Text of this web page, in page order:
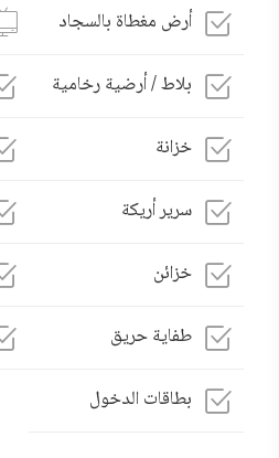
أرض مغطاة بالسجاد
بلاط / أرضية رخامية
خزانة
سرير أريكة
خزائن
طفاية حريق
بطاقات الدخول